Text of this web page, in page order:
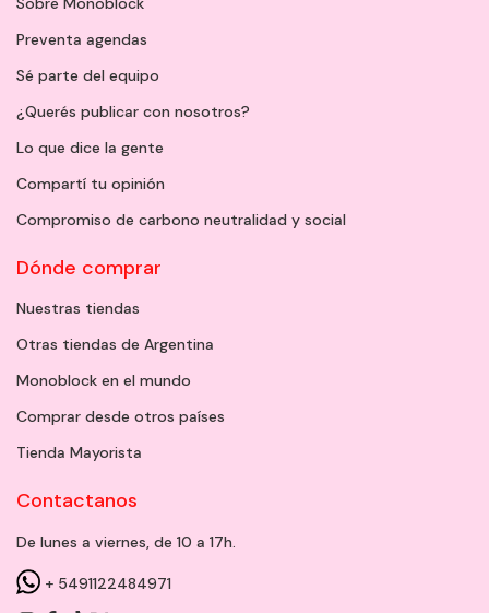
Preventa agendas
Sé parte del equipo
¿Querés publicar con nosotros?
Lo que dice la gente
Compartí tu opinión
Compromiso de carbono neutralidad y social
Dónde comprar
Nuestras tiendas
Otras tiendas de Argentina
Monoblock en el mundo
Comprar desde otros países
Tienda Mayorista
Contactanos
De lunes a viernes, de 10 a 17h.
+ 5491122484971